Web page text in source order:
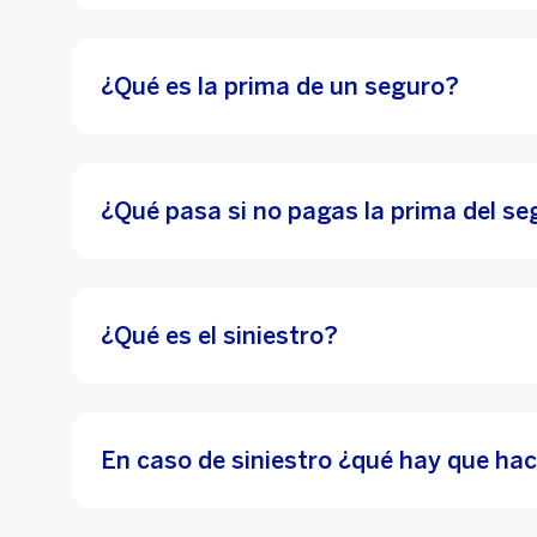
¿Qué es la prima de un seguro?
¿Qué pasa si no pagas la prima del
¿Qué es el siniestro?
En caso de siniestro ¿qué hay que